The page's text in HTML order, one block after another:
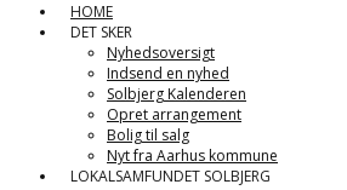
HOME
DET SKER
Nyhedsoversigt
Indsend en nyhed
Solbjerg Kalenderen
Opret arrangement
Bolig til salg
Nyt fra Aarhus kommune
LOKALSAMFUNDET SOLBJERG